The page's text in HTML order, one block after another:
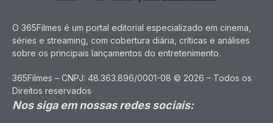
O 365Filmes é um portal editorial especializado em cinema,
séries e streaming, com cobertura diária, críticas e análises
sobre os principais lançamentos do entretenimento.
365Filmes – CNPJ: 48.363.896/0001-08 © 2026 – Todos os
Direitos reservados
Nos siga em nossas redes sociais: